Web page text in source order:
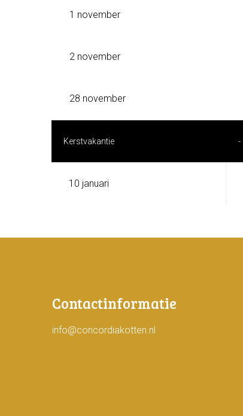
1 november
2 november
28 november
Kerstvakantie
10 januari
-
Contactinformatie
info@concordiakotten.nl